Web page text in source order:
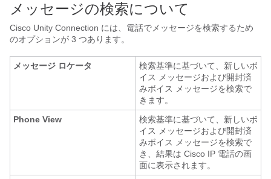
メッセージの検索について
Cisco Unity Connection には、電話でメッセージを検索するため
のオプションが 3 つあります。
メッセージ ロケータ
検索基準に基づいて、新しいボ
イス メッセージおよび開封済
みボイス メッセージを検索で
きます。
Phone View
検索基準に基づいて、新しいボ
イス メッセージおよび開封済
みボイス メッセージを検索で
き、結果は Cisco IP 電話の画
面に表示されます。